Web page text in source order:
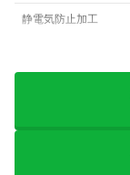
静電気防止加工